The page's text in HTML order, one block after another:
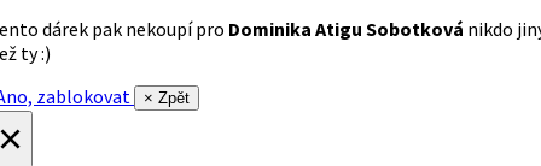
dárek pak nekoupí pro Dominika Atigu Sobotková nikdo
ty :)
zablokovat
× Zpět